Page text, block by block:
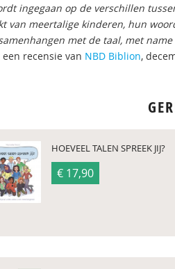
ingegaan op de verschillen
van meertalige kinderen, hun
met de taal, met name
recensie van NBD Biblion,
HOEVEEL TALEN SPREEK JIJ?
€ 17,90